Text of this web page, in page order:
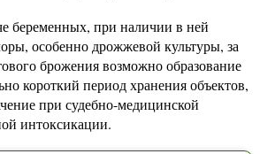
беременных, при наличии в ней
особенно дрожжевой культуры, за
брожения возможно образование
короткий период хранения объектов,
при судебно-медицинской
интоксикации.